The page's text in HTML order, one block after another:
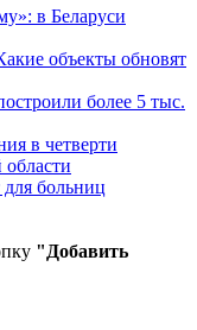
в Беларуси
объекты обновят
более 5 тыс.
в четверти
больниц
"Добавить